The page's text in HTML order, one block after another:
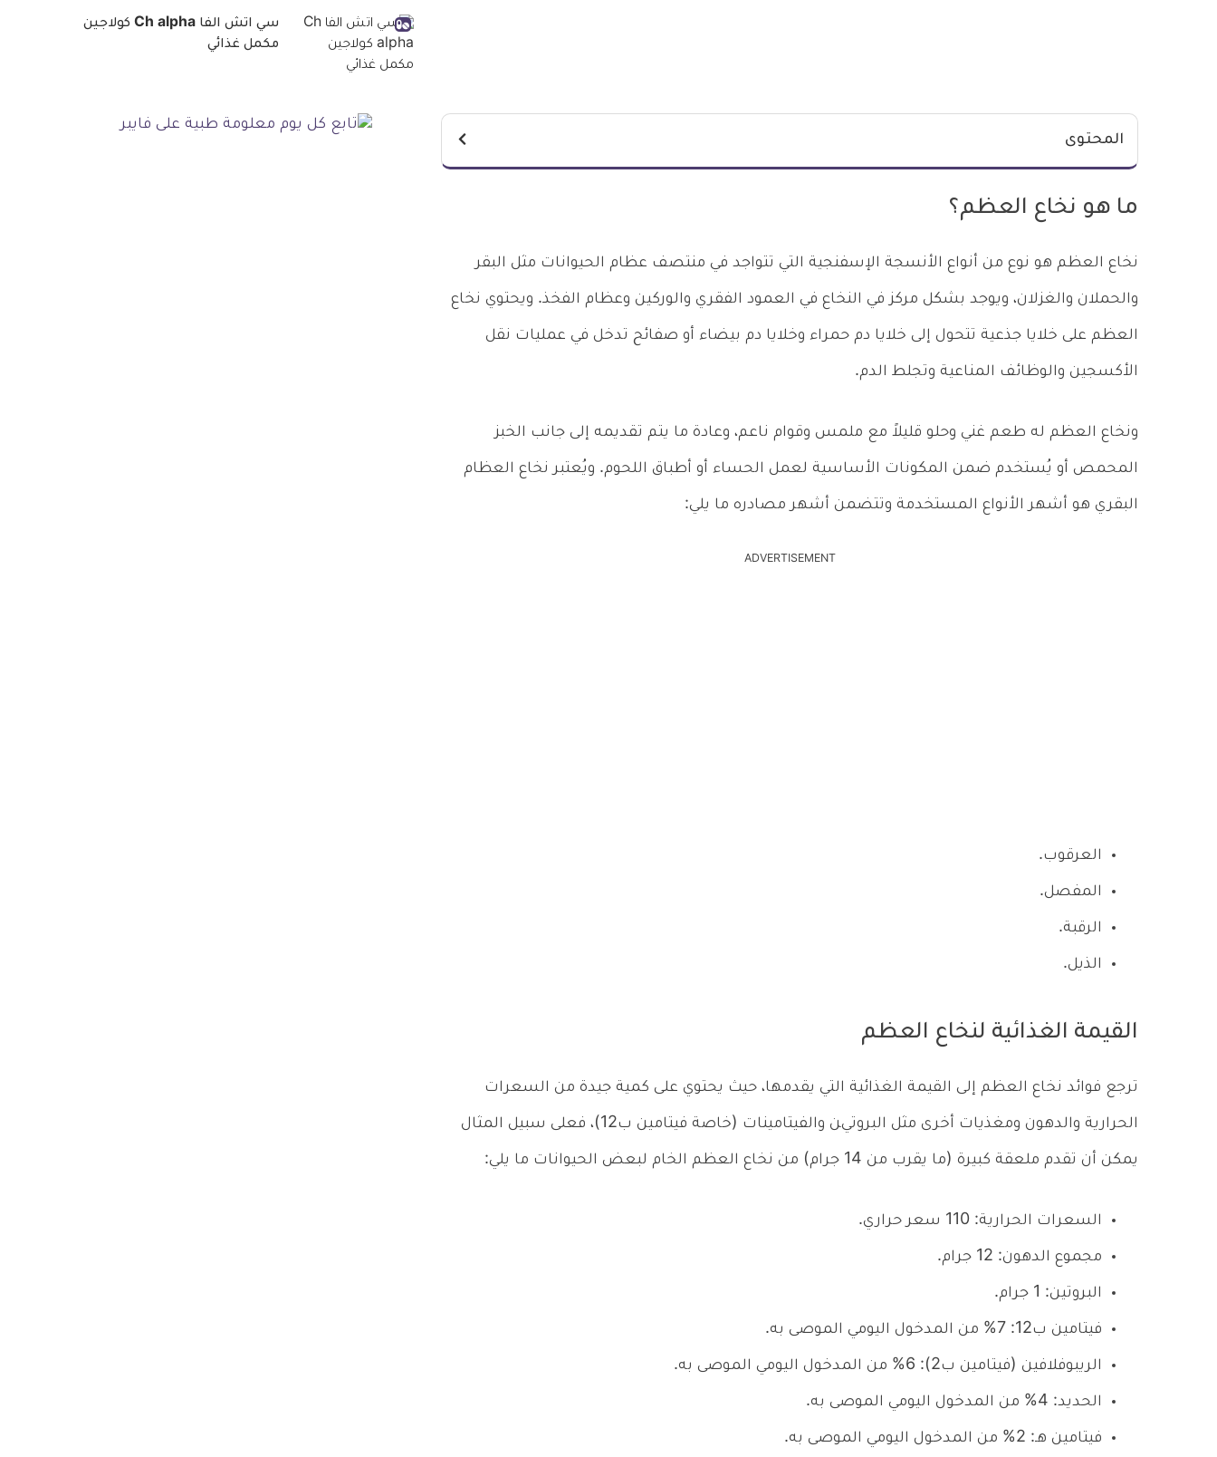
المحتوى
ما هو نخاع العظم؟
نخاع العظم هو نوع من أنواع الأنسجة الإسفنجية التي تتواجد في منتصف عظام الحيوانات مثل البقر
والحملان والغزلان، ويوجد بشكل مركز في النخاع في العمود الفقري والوركين وعظام الفخذ. ويحتوي نخاع
العظم على خلايا جذعية تتحول إلى خلايا دم حمراء وخلايا دم بيضاء أو صفائح تدخل في عمليات نقل
الأكسجين والوظائف المناعية وتجلط الدم.
ونخاع العظم له طعم غني وحلو قليلاً مع ملمس وقوام ناعم، وعادة ما يتم تقديمه إلى جانب الخبز
المحمص أو يُستخدم ضمن المكونات الأساسية لعمل الحساء أو أطباق اللحوم. ويُعتبر نخاع العظام
البقري هو أشهر الأنواع المستخدمة وتتضمن أشهر مصادره ما يلي:
ADVERTISEMENT
العرقوب.
المفصل.
الرقبة.
الذيل.
القيمة الغذائية لنخاع العظم
ترجع فوائد نخاع العظم إلى القيمة الغذائية التي يقدمها، حيث يحتوي على كمية جيدة من السعرات
الحرارية والدهون ومغذيات أخرى مثل البروتين والفيتامينات (خاصة فيتامين ب12)، فعلى سبيل المثال
يمكن أن تقدم ملعقة كبيرة (ما يقرب من 14 جرام) من نخاع العظم الخام لبعض الحيوانات ما يلي:
السعرات الحرارية: 110 سعر حراري.
مجموع الدهون: 12 جرام.
البروتين: 1 جرام.
فيتامين ب12: 7% من المدخول اليومي الموصى به.
الريبوفلافين (فيتامين ب2): 6% من المدخول اليومي الموصى به.
الحديد: 4% من المدخول اليومي الموصى به.
فيتامين هـ: 2% من المدخول اليومي الموصى به.
سي اتش الفا Ch alpha كولاجين
مكمل غذائي